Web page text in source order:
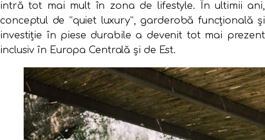
intră tot mai mult în zona de lifestyle. În ultimii ani,
conceptul de “quiet luxury”, garderobă funcțională și
investiție în piese durabile a devenit tot mai prezent
inclusiv în Europa Centrală și de Est.